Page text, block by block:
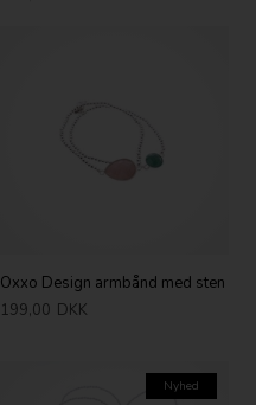
Oxxo Design armbånd med sten
199,00 DKK
Nyhed